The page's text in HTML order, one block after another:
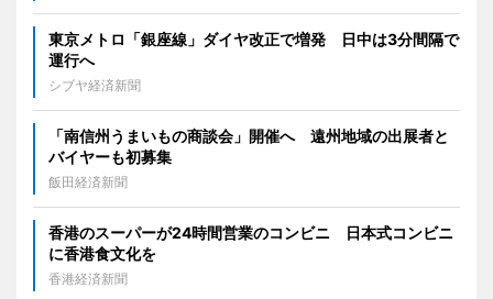
東京メトロ「銀座線」ダイヤ改正で増発 日中は3分間隔で
運行へ
シブヤ経済新聞
「南信州うまいもの商談会」開催へ 遠州地域の出展者と
バイヤーも初募集
飯田経済新聞
香港のスーパーが24時間営業のコンビニ 日本式コンビニ
に香港食文化を
香港経済新聞